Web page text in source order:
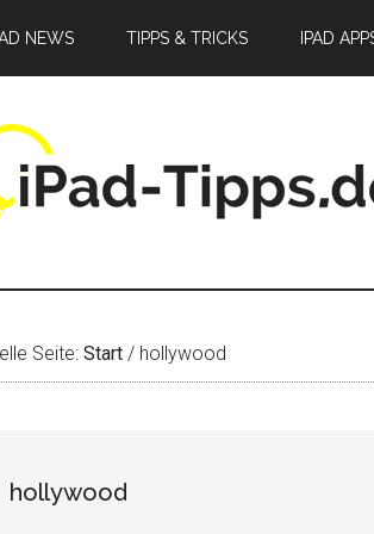
NEWS TIPPS & TRICKS IPAD
Seite: Start / hollywood
hollywood